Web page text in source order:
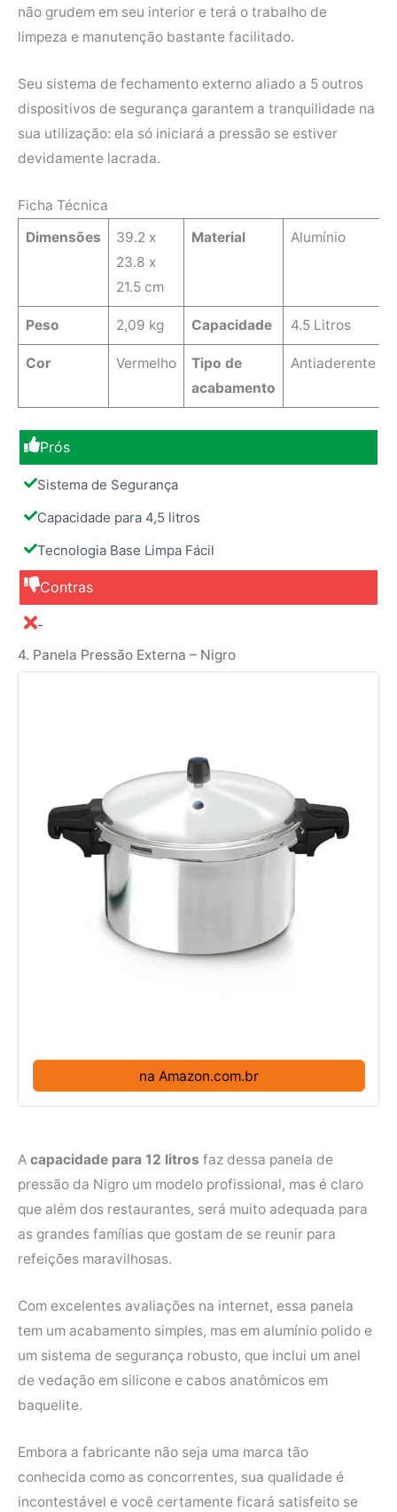
não grudem em seu interior e terá o trabalho de
limpeza e manutenção bastante facilitado.
Seu sistema de fechamento externo aliado a 5 outros
dispositivos de segurança garantem a tranquilidade na
sua utilização: ela só iniciará a pressão se estiver
devidamente lacrada.
Ficha Técnica
Dimensões
39.2 x
23.8 x
21.5 cm
Material Alumínio
Peso 2,09 kg Capacidade 4.5 Litros
Cor Vermelho
Tipo de
acabamento
Antiaderente
Prós
Sistema de Segurança
Capacidade para 4,5 litros
Tecnologia Base Limpa Fácil
Contras
-
4. Panela Pressão Externa – Nigro
na Amazon.com.br
A capacidade para 12 litros faz dessa panela de
pressão da Nigro um modelo profissional, mas é claro
que além dos restaurantes, será muito adequada para
as grandes famílias que gostam de se reunir para
refeições maravilhosas.
Com excelentes avaliações na internet, essa panela
tem um acabamento simples, mas em alumínio polido e
um sistema de segurança robusto, que inclui um anel
de vedação em silicone e cabos anatômicos em
baquelite.
Embora a fabricante não seja uma marca tão
conhecida como as concorrentes, sua qualidade é
incontestável e você certamente ficará satisfeito se